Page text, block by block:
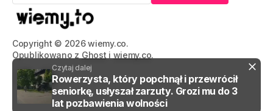
Czytaj dalej
Rowerzysta, który popchnął i przewrócił
seniorkę, usłyszał zarzuty. Grozi mu do 3
lat pozbawienia wolności
Copyright © 2026 wiemy.co.
Opublikowano z Ghost i wiemy.co.
Subskrybuj